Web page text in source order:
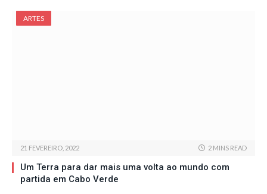
ARTES
21 FEVEREIRO, 2022 2 MINS READ
Um Terra para dar mais uma volta ao mundo com
partida em Cabo Verde